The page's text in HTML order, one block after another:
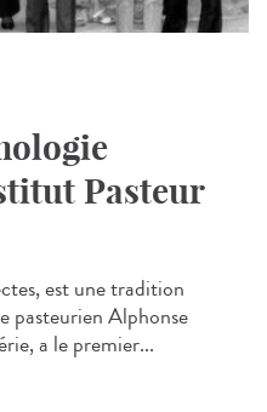
Pasteur
est une tradition
pasteurien Alphonse
a le premier...